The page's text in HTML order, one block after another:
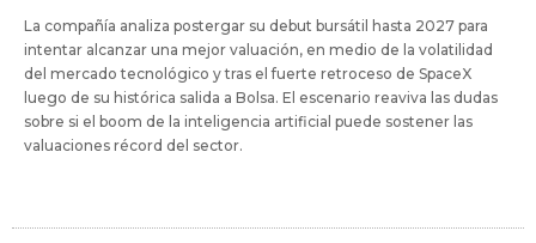
La compañía analiza postergar su debut bursátil hasta 2027 para
intentar alcanzar una mejor valuación, en medio de la volatilidad
del mercado tecnológico y tras el fuerte retroceso de SpaceX
luego de su histórica salida a Bolsa. El escenario reaviva las dudas
sobre si el boom de la inteligencia artificial puede sostener las
valuaciones récord del sector.